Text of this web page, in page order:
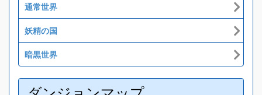
通常世界
妖精の国
暗黒世界